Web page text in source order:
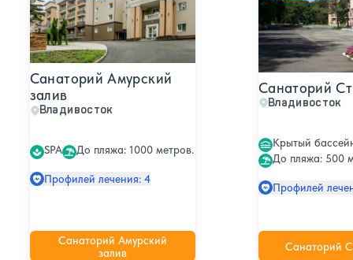
Санаторий Амурский
залив
Владивосток
SPA До пляжа: 1000 метров.
Профилей лечения: 4
Санаторий Амурский
залив
Санаторий
Владивосток
Крытый
До пляжа: 500
Профилей
Санаторий